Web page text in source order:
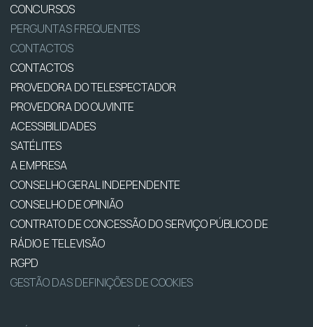
CONCURSOS
PERGUNTAS FREQUENTES
CONTACTOS
CONTACTOS
PROVEDORA DO TELESPECTADOR
PROVEDORA DO OUVINTE
ACESSIBILIDADES
SATÉLITES
A EMPRESA
CONSELHO GERAL INDEPENDENTE
CONSELHO DE OPINIÃO
CONTRATO DE CONCESSÃO DO SERVIÇO PÚBLICO DE
RÁDIO E TELEVISÃO
RGPD
GESTÃO DAS DEFINIÇÕES DE COOKIES